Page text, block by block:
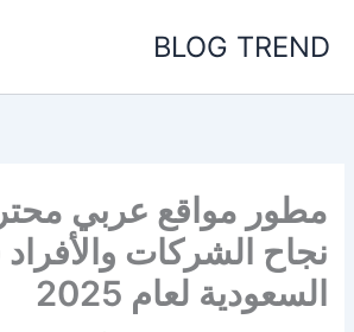
BLOG TREND
مطور مواقع عربي
نجاح الشركات
السعودية لعام 2025